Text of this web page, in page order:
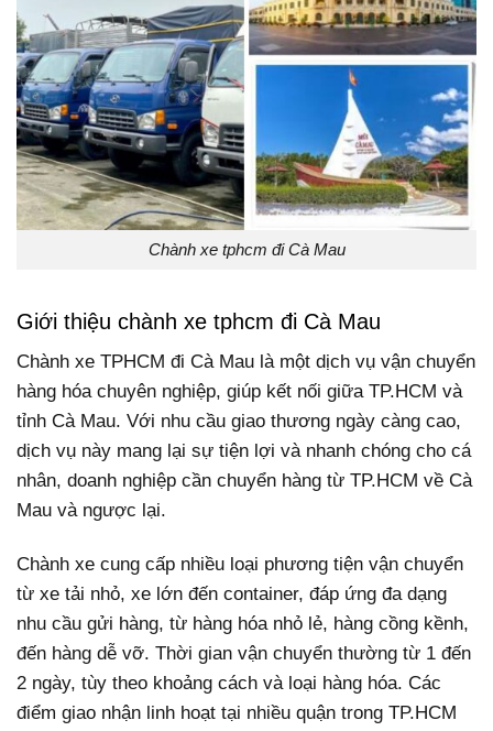
Chành xe tphcm đi Cà Mau
Giới thiệu chành xe tphcm đi Cà Mau
Chành xe TPHCM đi Cà Mau là một dịch vụ vận chuyển
hàng hóa chuyên nghiệp, giúp kết nối giữa TP.HCM và
tỉnh Cà Mau. Với nhu cầu giao thương ngày càng cao,
dịch vụ này mang lại sự tiện lợi và nhanh chóng cho cá
nhân, doanh nghiệp cần chuyển hàng từ TP.HCM về Cà
Mau và ngược lại.
Chành xe cung cấp nhiều loại phương tiện vận chuyển
từ xe tải nhỏ, xe lớn đến container, đáp ứng đa dạng
nhu cầu gửi hàng, từ hàng hóa nhỏ lẻ, hàng cồng kềnh,
đến hàng dễ vỡ. Thời gian vận chuyển thường từ 1 đến
2 ngày, tùy theo khoảng cách và loại hàng hóa. Các
điểm giao nhận linh hoạt tại nhiều quận trong TP.HCM